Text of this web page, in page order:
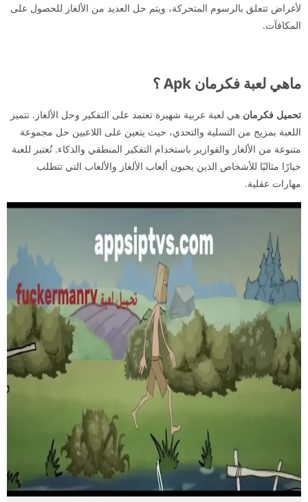
لأغراض تتعلق بالرسوم المتحركة، ويتم حل العديد من الألغاز للحصول على
المكافآت.
ماهي لعبة فكرمان Apk ؟
تحميل فكرمان هي لعبة عربية شهيرة تعتمد على التفكير وحل الألغاز. تتميز
اللعبة بمزيج من التسلية والتحدي، حيث يتعين على اللاعبين حل مجموعة
متنوعة من الألغاز والفوازير باستخدام التفكير المنطقي والذكاء. تُعتبر للعبة
خيارًا مثاليًا للأشخاص الذين يحبون ألعاب الألغاز والألعاب التي تتطلب
مهارات عقلية.